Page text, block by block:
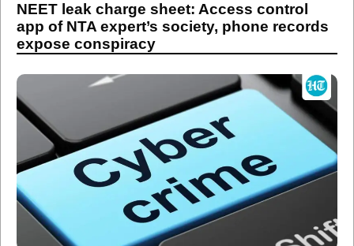
NEET leak charge sheet: Access control
app of NTA expert’s society, phone records
expose conspiracy